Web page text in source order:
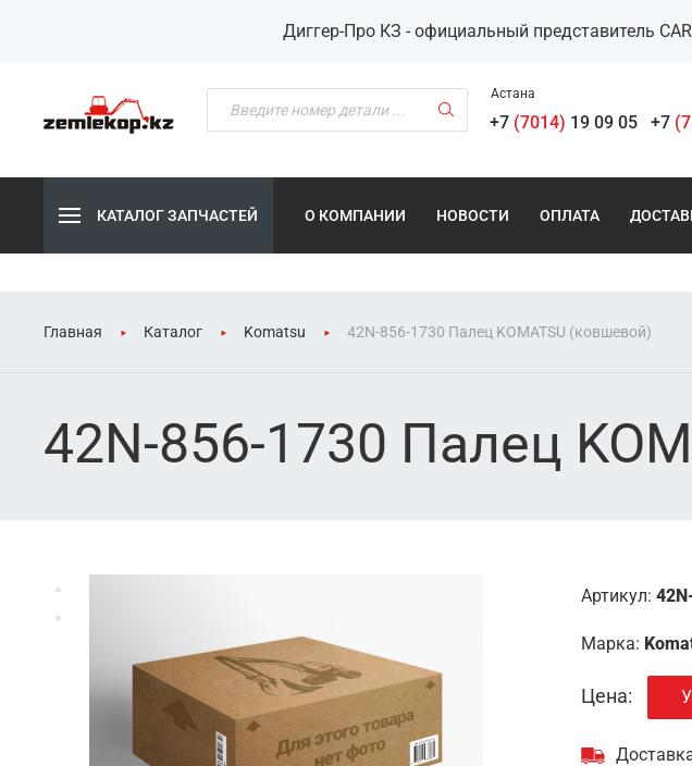
Диггер-Про КЗ - официальный представитель
Астана
+7 (7014) 19 09 05 +7
КАТАЛОГ ЗАПЧАСТЕЙ О КОМПАНИИ НОВОСТИ ОПЛАТА
Главная Каталог Komatsu 42N-856-1730 Палец KOMATSU (ковшевой)
42N-856-1730 Палец
Артикул:
Марка:
Цена: